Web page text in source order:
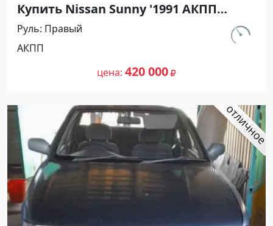
Купить Nissan Sunny '1991 АКПП
(1400/75 л.с.) Бензин инжектор
Воронежская цвет Серый Седан по
цене 420000 рублей, объявление
№27501 на сайте Авторынок23
км.
Руль Правый
АКПП
цена 420 000